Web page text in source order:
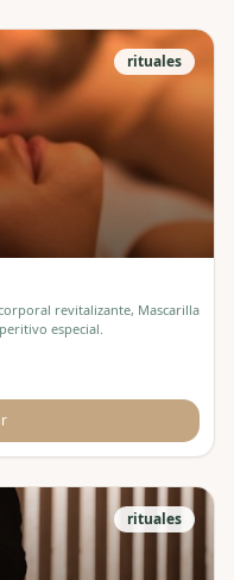
rituales
revitalizante, Mascarilla
especial.
rituales